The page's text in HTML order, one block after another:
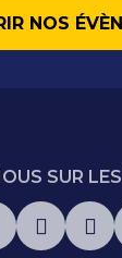
NOS
SUR